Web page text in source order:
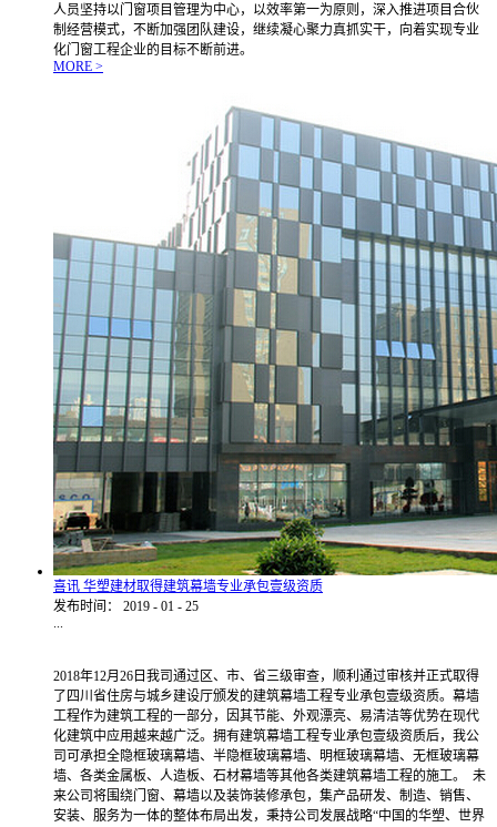
人员坚持以门窗项目管理为中心，以效率第一为原则，深入推进项目合伙
制经营模式，不断加强团队建设，继续凝心聚力真抓实干，向着实现专业
化门窗工程企业的目标不断前进。
MORE >
喜讯 华塑建材取得建筑幕墙专业承包壹级资质
发布时间：
2019 - 01 - 25
...
2018年12月26日我司通过区、市、省三级审查，顺利通过审核并正式取得
了四川省住房与城乡建设厅颁发的建筑幕墙工程专业承包壹级资质。幕墙
工程作为建筑工程的一部分，因其节能、外观漂亮、易清洁等优势在现代
化建筑中应用越来越广泛。拥有建筑幕墙工程专业承包壹级资质后，我公
司可承担全隐框玻璃幕墙、半隐框玻璃幕墙、明框玻璃幕墙、无框玻璃幕
墙、各类金属板、人造板、石材幕墙等其他各类建筑幕墙工程的施工。 未
来公司将围绕门窗、幕墙以及装饰装修承包，集产品研发、制造、销售、
安装、服务为一体的整体布局出发，秉持公司发展战略“中国的华塑、世界